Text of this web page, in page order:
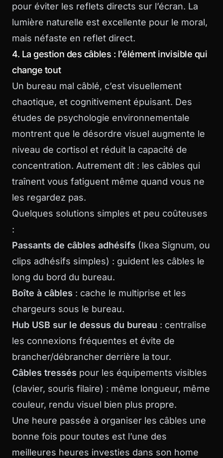
pour éviter les reflets directs sur l’écran. La
lumière naturelle est excellente pour le moral,
mais néfaste en reflet direct.
4. La gestion des câbles : l’élément invisible qui
change tout
Un bureau mal câblé, c’est visuellement
chaotique, et cognitivement épuisant. Des
études de psychologie environnementale
montrent que le désordre visuel augmente le
niveau de cortisol et réduit la capacité de
concentration. Autrement dit : les câbles qui
traînent vous fatiguent même quand vous ne
les regardez pas.
Quelques solutions simples et peu coûteuses
:
Passants de câbles adhésifs (Ikea Signum, ou
clips adhésifs simples) : guident les câbles le
long du bord du bureau.
Boîte à câbles : cache le multiprise et les
chargeurs sous le bureau.
Hub USB sur le dessus du bureau : centralise
les connexions fréquentes et évite de
brancher/débrancher derrière la tour.
Câbles tressés pour les équipements visibles
(clavier, souris filaire) : même longueur, même
couleur, rendu visuel bien plus propre.
Une heure passée à organiser les câbles une
bonne fois pour toutes est l’une des
meilleures heures investies dans son home